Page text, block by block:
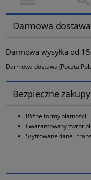
Darmowa dostawa
Darmowa wysyłka od
Darmowa dostawa (Poczta
Bezpieczne zakupy
Różne formy płatności
Gwarantowany zwrot
Szyfrowane dane i